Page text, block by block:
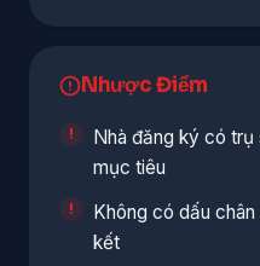
Nhược Điểm
Nhà đăng ký có trụ
mục tiêu
Không có dấu
kết